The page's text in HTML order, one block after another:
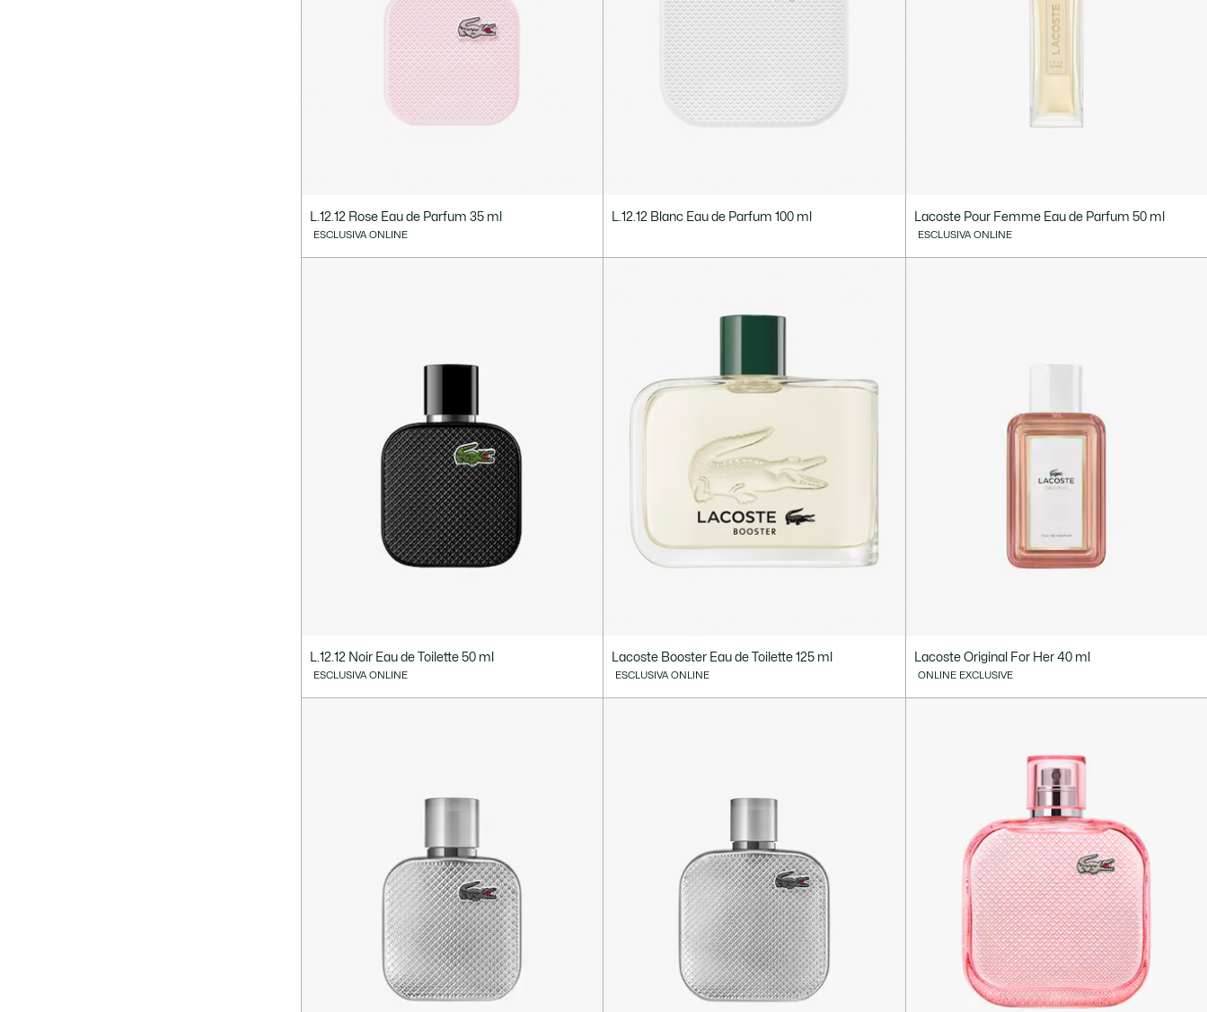
L.12.12 Rose Eau de Parfum 35 ml
ESCLUSIVA ONLINE
L.12.12 Blanc Eau de Parfum 100 ml Lacoste Pour Femme Eau de Parfum 50 ml
ESCLUSIVA ONLINE
L.12.12 Noir Eau de Toilette 50 ml
ESCLUSIVA ONLINE
Lacoste Booster Eau de Toilette 125 ml
ESCLUSIVA ONLINE
Lacoste Original For Her 40 ml
ONLINE EXCLUSIVE